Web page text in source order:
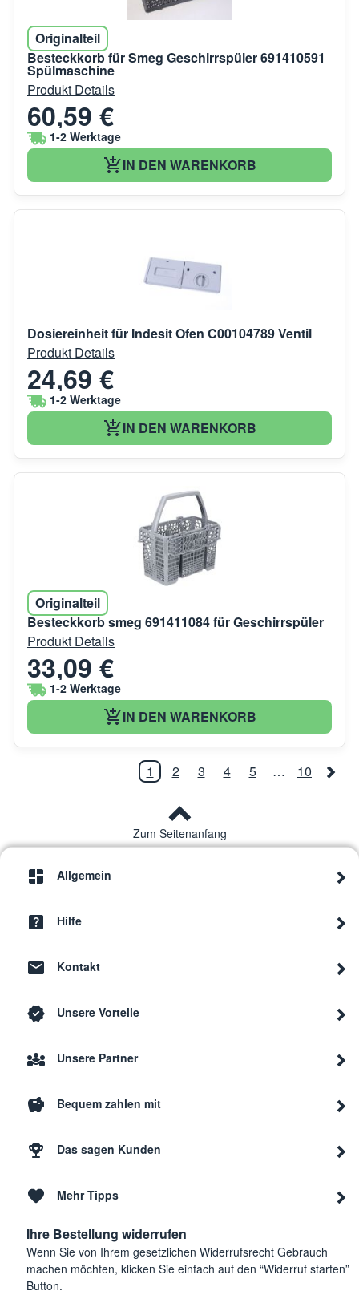
Originalteil
Besteckkorb für Smeg Geschirrspüler 691410591
Spülmaschine
Produkt Details
60,59 €
1-2 Werktage
IN DEN WARENKORB
Dosiereinheit für Indesit Ofen C00104789 Ventil
Produkt Details
24,69 €
1-2 Werktage
IN DEN WARENKORB
Originalteil
Besteckkorb smeg 691411084 für Geschirrspüler
Produkt Details
33,09 €
1-2 Werktage
IN DEN WARENKORB
1 2 3 4 5 … 10
Zum Seitenanfang
Allgemein
Hilfe
Kontakt
Unsere Vorteile
Unsere Partner
Bequem zahlen mit
Das sagen Kunden
Mehr Tipps
Ihre Bestellung widerrufen
Wenn Sie von Ihrem gesetzlichen Widerrufsrecht Gebrauch
machen möchten, klicken Sie einfach auf den “Widerruf starten”
Button.